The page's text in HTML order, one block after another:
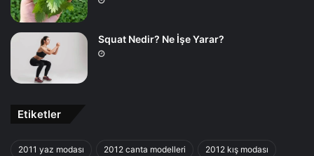
Squat Nedir? Ne İşe Yarar?
Etiketler
2011 yaz modası 2012 canta modelleri 2012 kış modası